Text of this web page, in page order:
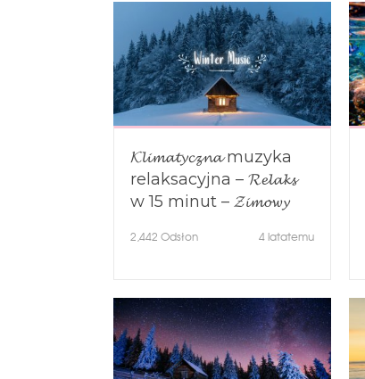
𝓚𝓵𝓲𝓶𝓪𝓽𝔂𝓬𝔃𝓷𝓪 muzyka
relaksacyjna – 𝓡𝓮𝓵𝓪𝓴𝓼
w 15 minut – 𝓩𝓲𝓶𝓸𝔀𝔂
melodia do snu ❤♫
2,442 Odsłon 4 latatemu